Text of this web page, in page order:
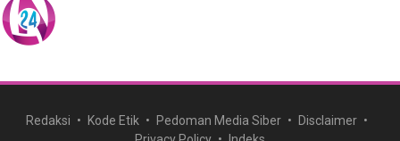
Redaksi Kode Etik Pedoman Media Siber
Disclaimer